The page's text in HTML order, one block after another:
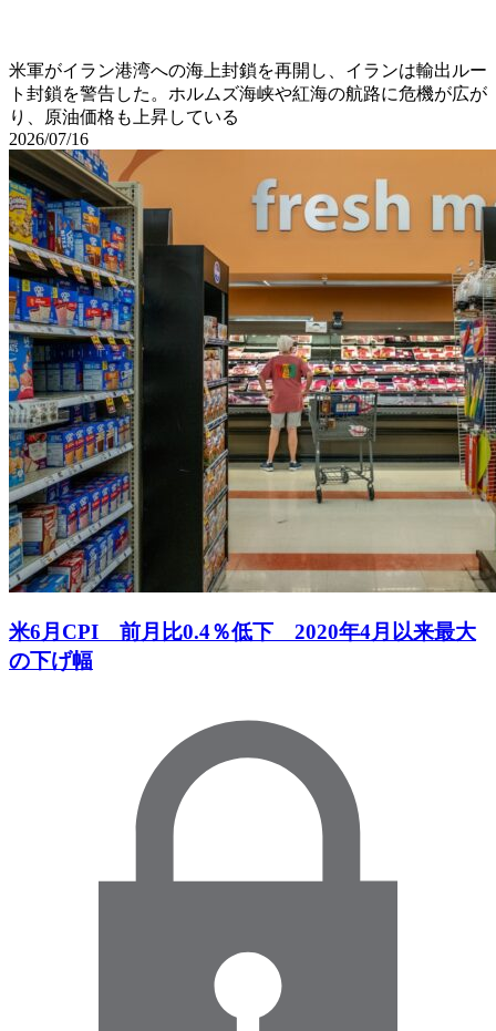
米軍がイラン港湾への海上封鎖を再開し、イランは輸出ルー
ト封鎖を警告した。ホルムズ海峡や紅海の航路に危機が広が
り、原油価格も上昇している
2026/07/16
米6月CPI 前月比0.4％低下 2020年4月以来最大
の下げ幅